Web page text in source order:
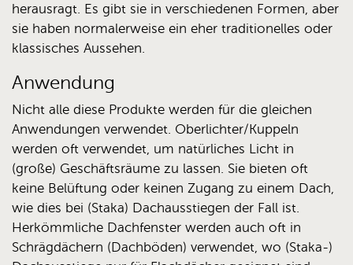
herausragt. Es gibt sie in verschiedenen Formen, aber
sie haben normalerweise ein eher traditionelles oder
klassisches Aussehen.
Anwendung
Nicht alle diese Produkte werden für die gleichen
Anwendungen verwendet. Oberlichter/Kuppeln
werden oft verwendet, um natürliches Licht in
(große) Geschäftsräume zu lassen. Sie bieten oft
keine Belüftung oder keinen Zugang zu einem Dach,
wie dies bei (Staka) Dachausstiegen der Fall ist.
Herkömmliche Dachfenster werden auch oft in
Schrägdächern (Dachböden) verwendet, wo (Staka-)